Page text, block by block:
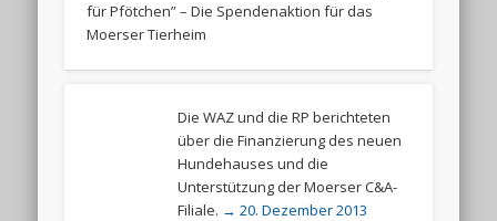
für Pfötchen” – Die Spendenaktion für das
Moerser Tierheim
Die WAZ und die RP berichteten
über die Finanzierung des neuen
Hundehauses und die
Unterstützung der Moerser C&A-
Filiale. → 20. Dezember 2013